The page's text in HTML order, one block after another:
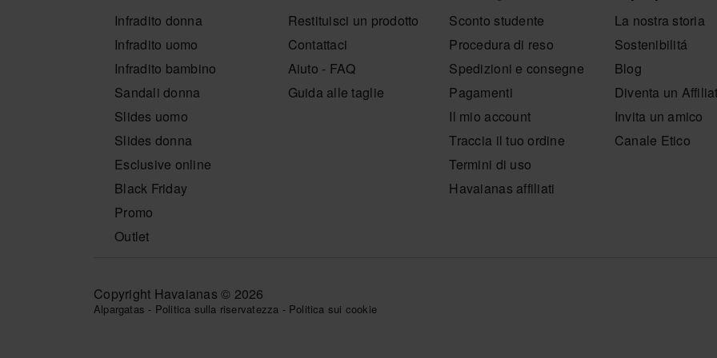
Infradito donna
Infradito uomo
Infradito bambino
Sandali donna
Slides uomo
Slides donna
Esclusive online
Black Friday
Promo
Outlet
Restituisci un prodotto
Contattaci
Aiuto - FAQ
Guida alle taglie
Sconto studente
Procedura di reso
Spedizioni e consegne
Pagamenti
Il mio account
Traccia il tuo ordine
Termini di uso
Havaianas affiliati
La nostra storia
Sostenibilitá
Blog
Diventa un
Invita un amico
Canale Etico
Copyright Havaianas © 2026
Alpargatas - Politica sulla riservatezza - Politica sui cookie